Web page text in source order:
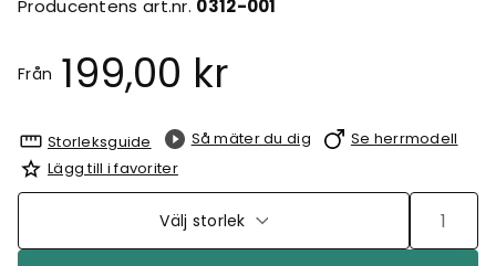
Producentens art.nr. 0312-001
Från 199,00 kr
Storleksguide Så mäter du dig
Se herrmodell
Lägg till i favoriter
Välj storlek